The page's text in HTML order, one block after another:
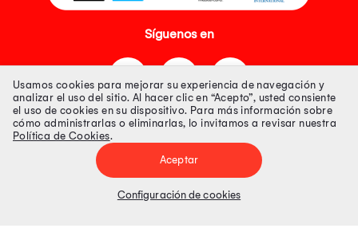
Síguenos en
Tienda 100% Segura
Tiendas Peruanas S.A. R.U.C. Nº 20493020618. Todos los derechos
Precios disponibles solo en www.oechsle.pe. Precios online publicados
Usamos cookies para mejorar su experiencia de navegación y
analizar el uso del sitio. Al hacer clic en “Acepto”, usted consiente
el uso de cookies en su dispositivo. Para más información sobre
cómo administrarlas o eliminarlas, lo invitamos a revisar nuestra
Política de Cookies.
Aceptar
Configuración de cookies